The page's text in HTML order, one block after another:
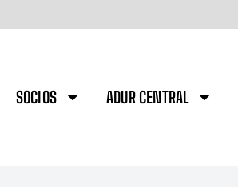
SOCIOS ADUR CENTRAL